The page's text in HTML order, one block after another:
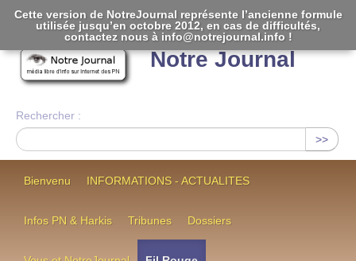
Notre Journal
Rechercher :
>>
Bienvenu INFORMATIONS - ACTUALITES
Infos PN & Harkis Tribunes Dossiers
Cette version de NotreJournal représente l’ancienne formule
utilisée jusqu’en octobre 2012, en cas de difficultés,
contactez nous à info@notrejournal.info !